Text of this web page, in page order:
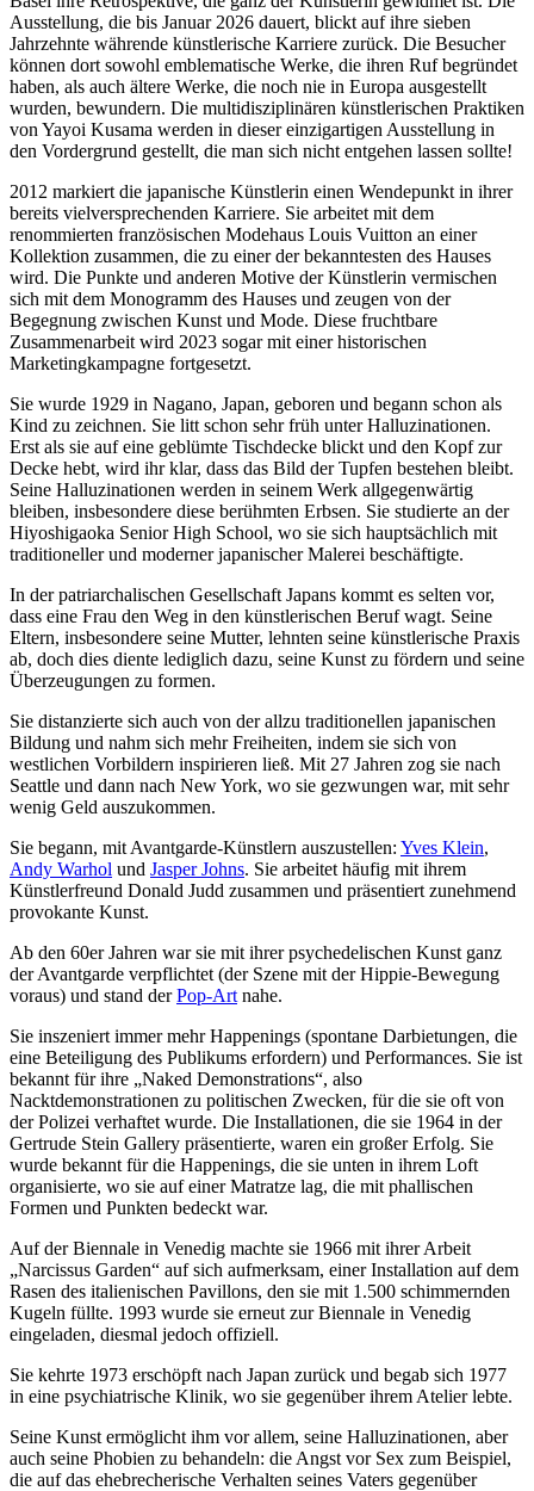
Ausstellung, die bis Januar 2026 dauert, blickt auf ihre sieben
Jahrzehnte währende künstlerische Karriere zurück. Die Besucher
können dort sowohl emblematische Werke, die ihren Ruf begründet
haben, als auch ältere Werke, die noch nie in Europa ausgestellt
wurden, bewundern. Die multidisziplinären künstlerischen Praktiken
von Yayoi Kusama werden in dieser einzigartigen Ausstellung in
den Vordergrund gestellt, die man sich nicht entgehen lassen sollte!
2012 markiert die japanische Künstlerin einen Wendepunkt in ihrer
bereits vielversprechenden Karriere. Sie arbeitet mit dem
renommierten französischen Modehaus Louis Vuitton an einer
Kollektion zusammen, die zu einer der bekanntesten des Hauses
wird. Die Punkte und anderen Motive der Künstlerin vermischen
sich mit dem Monogramm des Hauses und zeugen von der
Begegnung zwischen Kunst und Mode. Diese fruchtbare
Zusammenarbeit wird 2023 sogar mit einer historischen
Marketingkampagne fortgesetzt.
Sie wurde 1929 in Nagano, Japan, geboren und begann schon als
Kind zu zeichnen. Sie litt schon sehr früh unter Halluzinationen.
Erst als sie auf eine geblümte Tischdecke blickt und den Kopf zur
Decke hebt, wird ihr klar, dass das Bild der Tupfen bestehen bleibt.
Seine Halluzinationen werden in seinem Werk allgegenwärtig
bleiben, insbesondere diese berühmten Erbsen. Sie studierte an der
Hiyoshigaoka Senior High School, wo sie sich hauptsächlich mit
traditioneller und moderner japanischer Malerei beschäftigte.
In der patriarchalischen Gesellschaft Japans kommt es selten vor,
dass eine Frau den Weg in den künstlerischen Beruf wagt. Seine
Eltern, insbesondere seine Mutter, lehnten seine künstlerische Praxis
ab, doch dies diente lediglich dazu, seine Kunst zu fördern und seine
Überzeugungen zu formen.
Sie distanzierte sich auch von der allzu traditionellen japanischen
Bildung und nahm sich mehr Freiheiten, indem sie sich von
westlichen Vorbildern inspirieren ließ. Mit 27 Jahren zog sie nach
Seattle und dann nach New York, wo sie gezwungen war, mit sehr
wenig Geld auszukommen.
Sie begann, mit Avantgarde-Künstlern auszustellen: Yves Klein,
Andy Warhol und Jasper Johns. Sie arbeitet häufig mit ihrem
Künstlerfreund Donald Judd zusammen und präsentiert zunehmend
provokante Kunst.
Ab den 60er Jahren war sie mit ihrer psychedelischen Kunst ganz
der Avantgarde verpflichtet (der Szene mit der Hippie-Bewegung
voraus) und stand derPop-Art nahe.
Sie inszeniert immer mehr Happenings (spontane Darbietungen, die
eine Beteiligung des Publikums erfordern) und Performances. Sie ist
bekannt für ihre „Naked Demonstrations“, also
Nacktdemonstrationen zu politischen Zwecken, für die sie oft von
der Polizei verhaftet wurde. Die Installationen, die sie 1964 in der
Gertrude Stein Gallery präsentierte, waren ein großer Erfolg. Sie
wurde bekannt für die Happenings, die sie unten in ihrem Loft
organisierte, wo sie auf einer Matratze lag, die mit phallischen
Formen und Punkten bedeckt war.
Auf der Biennale in Venedig machte sie 1966 mit ihrer Arbeit
„Narcissus Garden“ auf sich aufmerksam, einer Installation auf dem
Rasen des italienischen Pavillons, den sie mit 1.500 schimmernden
Kugeln füllte. 1993 wurde sie erneut zur Biennale in Venedig
eingeladen, diesmal jedoch offiziell.
Sie kehrte 1973 erschöpft nach Japan zurück und begab sich 1977
in eine psychiatrische Klinik, wo sie gegenüber ihrem Atelier lebte.
Seine Kunst ermöglicht ihm vor allem, seine Halluzinationen, aber
auch seine Phobien zu behandeln: die Angst vor Sex zum Beispiel,
die auf das ehebrecherische Verhalten seines Vaters gegenüber